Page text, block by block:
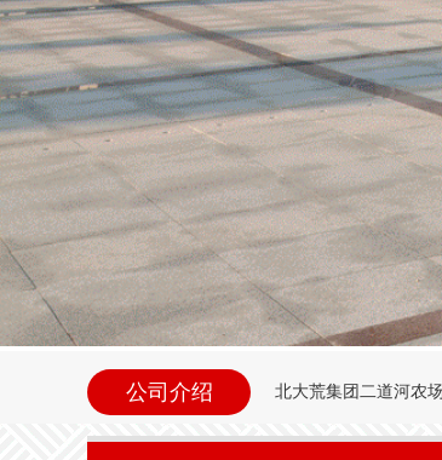
公司介绍 北大荒集团二道河农场
内别拉洪河下游西岸。